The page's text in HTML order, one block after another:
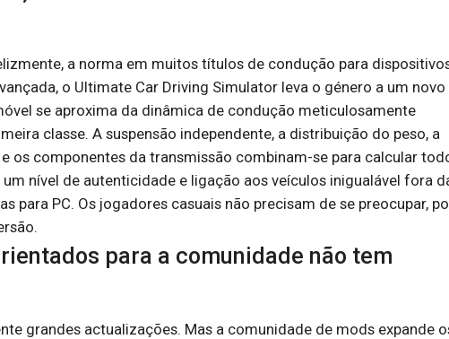
a norma em muitos títulos de condução para
o Ultimate Car Driving Simulator leva o género a um novo
se aproxima da dinâmica de condução meticulosamente
classe. A suspensão independente, a distribuição do peso, a
os componentes da transmissão combinam-se para calcular
nível de autenticidade e ligação aos veículos inigualável fora
para PC. Os jogadores casuais não precisam de se preocupar,
para a comunidade não tem
grandes actualizações. Mas a comunidade de mods expande